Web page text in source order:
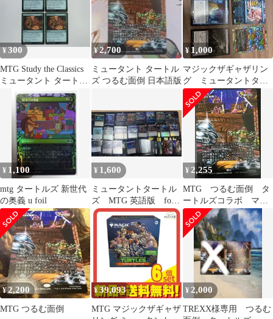
¥300
MTG Study the Classics
ミュータント タートル
ズ 英語 4枚セット
¥2,700
ミュータント タートル
ズ つるむ面倒 日本語版
¥ 1,000
マジックザギャザリン
グ ミュータントター
トルズ
¥ 1,100
mtg タートルズ 新世代
の奥義 u foil
¥ 1,600
ミュータントタートル
ズ MTG 英語版 foil
まとめ
¥ 2,255
MTG つるむ面倒 タ
ートルズコラボ マテ
リアルカード
¥2,200
MTG つるむ面倒
¥39,093
MTG マジックザギャザ
¥ 2,000
TREXX様専用 つるむ